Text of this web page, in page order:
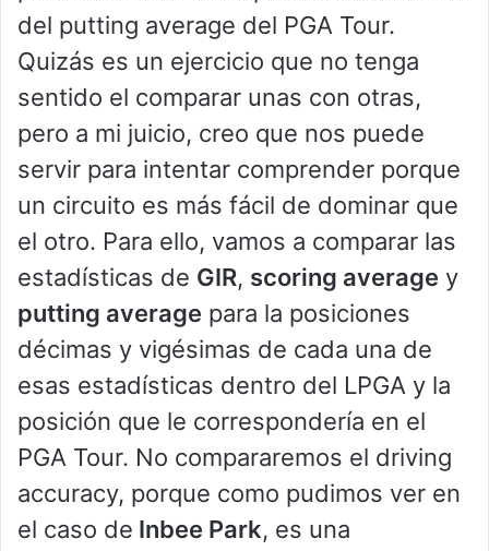
del putting average del PGA Tour.
Quizás es un ejercicio que no tenga
sentido el comparar unas con otras,
pero a mi juicio, creo que nos puede
servir para intentar comprender porque
un circuito es más fácil de dominar que
el otro. Para ello, vamos a comparar las
estadísticas de GIR, scoring average y
putting average para la posiciones
décimas y vigésimas de cada una de
esas estadísticas dentro del LPGA y la
posición que le correspondería en el
PGA Tour. No compararemos el driving
accuracy, porque como pudimos ver en
el caso de Inbee Park, es una